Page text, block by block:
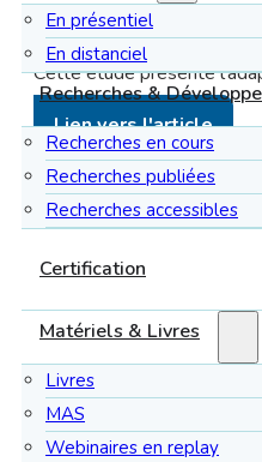
En présentiel
En distanciel
Recherches &
Recherches en cours
Recherches publiées
Recherches accessibles
Certification
Matériels & Livres
Livres
MAS
Webinaires en replay
International Journal of
Cette étude présente
Lien vers l'article